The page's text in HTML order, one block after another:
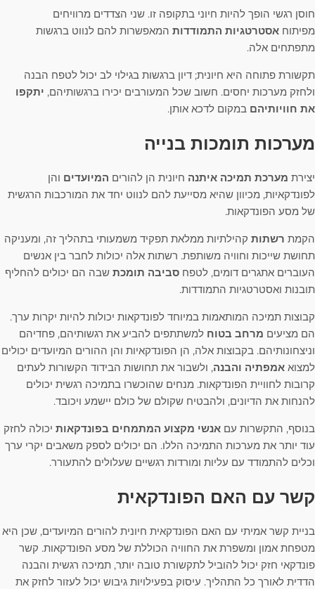
חוסן רגשי הופך להיות חיוני בתקופה זו. שני הצדדים מרוויחים
מפיתוח אסטרטגיות התמודדות המאפשרות להם לנווט ברגשות
מתפתחים אלה.
תקשורת פתוחה היא חיונית; דיון ברגשות בגילוי לב יכול לטפח הבנה
ולחזק מערכות יחסים. חשוב שכל המעורבים יכירו ברגשותיהם, יתקפו
את חוויותיהם במקום לדכא אותן.
מערכות תומכות בנייה
יצירת מערכת תמיכה איתנה חיונית הן להורים המיועדים והן
לפונדקאיות, מכיוון שהיא מסייעת להם לנווט יחד את המורכבות הרגשית
של מסע הפונדקאות.
הקמת רשתות קהילתיות ממלאת תפקיד משמעותי בתהליך זה, ומעניקה
תחושת שייכות וחוויה משותפת. רשתות אלה יכולות לחבר בין אנשים
העוברים אתגרים דומים, לטפח סביבה תומכת שבה הם יכולים להחליף
תובנות ואסטרטגיות התמודדות.
קבוצות תמיכה המותאמות במיוחד לפונדקאות יכולות להיות יקרות ערך.
הם מציעים מרחב בטוח למשתתפים להביע את רגשותיהם, פחדיהם
וניצחונותיהם. בקבוצות אלה, הן הפונדקאיות והן ההורים המיועדים יכולים
למצוא אמפתיה והבנה, ולשבור את תחושות הבידוד הקשורות לעתים
קרובות לחוויית הפונדקאות. מנחים שהוכשרו בתמיכה רגשית יכולים
להנחות את הדיונים, ולהבטיח שקולם של כולם יישמע ויכובד.
בנוסף, התקשרות עם אנשי מקצוע המתמחים בפונדקאות יכולה לחזק
עוד יותר את מערכות התמיכה הללו. הם יכולים לספק משאבים יקרי ערך
וכלים להתמודד עם עליות ומורדות רגשיים שעלולים להתעורר.
קשר עם האם הפונדקאית
בניית קשר אמיתי עם האם הפונדקאית חיונית להורים המיועדים, שכן היא
מטפחת אמון ומשפרת את החוויה הכוללת של מסע הפונדקאות. קשר
פונדקאי חזק יכול להוביל לתקשורת טובה יותר, תמיכה רגשית והבנה
הדדית לאורך כל התהליך. עיסוק בפעילויות גיבוש יכול לעזור לחזק את